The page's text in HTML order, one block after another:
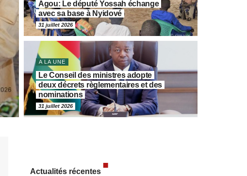
Agou: Le député Yossah échange
avec sa base à Nyidové
31 juillet 2026
A LA UNE
Le Conseil des ministres adopte
deux décrets règlementaires et des
nominations
31 juillet 2026
Actualités récentes